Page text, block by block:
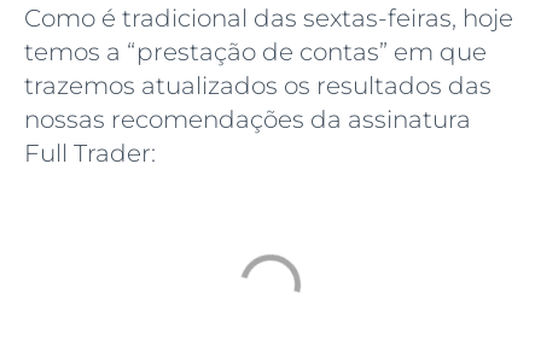
Como é tradicional das sextas-feiras, hoje
temos a “prestação de contas” em que
trazemos atualizados os resultados das
nossas recomendações da assinatura
Full Trader: